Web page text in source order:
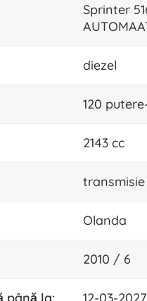
Sprinter
diezel
120
2143 cc
Olanda
2010 / 6
până la: 12-03-2027